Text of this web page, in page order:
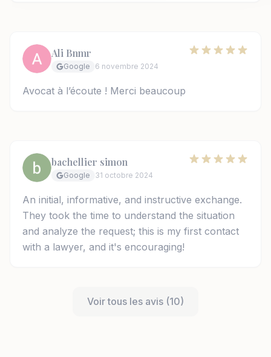
Ali Bnmr
Google 6 novembre 2024
Avocat à l’écoute ! Merci beaucoup
bachellier simon
Google 31 octobre 2024
An initial, informative, and instructive exchange.
They took the time to understand the situation
and analyze the request; this is my first contact
with a lawyer, and it's encouraging!
Voir tous les avis (10)